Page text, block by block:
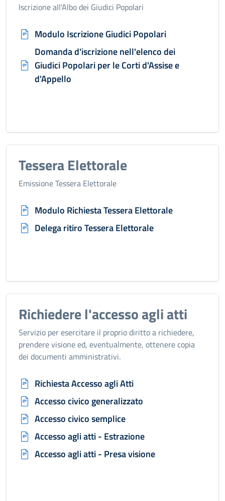
Iscrizione all'Albo dei Giudici Popolari
Modulo Iscrizione Giudici Popolari
Domanda d'iscrizione nell'elenco dei
Giudici Popolari per le Corti d'Assise e
d'Appello
Tessera Elettorale
Emissione Tessera Elettorale
Modulo Richiesta Tessera Elettorale
Delega ritiro Tessera Elettorale
Richiedere l'accesso agli atti
Servizio per esercitare il proprio diritto a richiedere,
prendere visione ed, eventualmente, ottenere copia
dei documenti amministrativi.
Richiesta Accesso agli Atti
Accesso civico generalizzato
Accesso civico semplice
Accesso agli atti - Estrazione
Accesso agli atti - Presa visione